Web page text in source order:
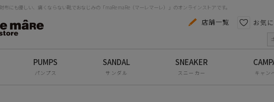
にも優しい、痛くならない靴でおなじみの「maRe maRe（マーレマーレ）」のオンラインストアです。
店舗一覧 お気
パンプス サンダル スニーカー キャン
安定感のあるウエッジヒールで、カジュアルにもキレイ目で
履き心地の良いグミインソールは足の角質が付きにくく疲
つま先を守るトゥガード・踵を守るヒールガードで安全を
した形状
ら探す
コンフォートシューズ
パンプス
スニーカー
色から探す